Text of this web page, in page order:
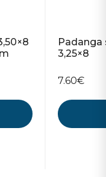
Padanga
3,25×8
7.60€